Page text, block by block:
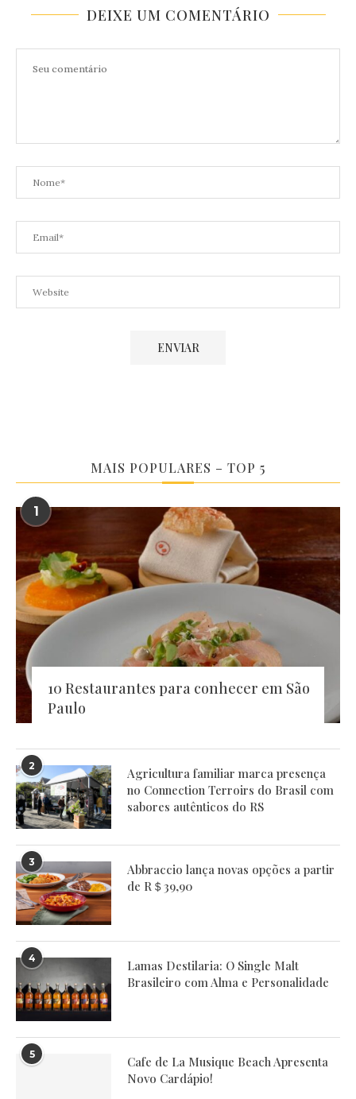
DEIXE UM COMENTÁRIO
MAIS POPULARES – TOP 5
1
10 Restaurantes para conhecer em São
Paulo
2
Agricultura familiar marca presença
no Connection Terroirs do Brasil com
sabores autênticos do RS
3
Abbraccio lança novas opções a partir
de R＄39,90
4
Lamas Destilaria: O Single Malt
Brasileiro com Alma e Personalidade
5
Cafe de La Musique Beach Apresenta
Novo Cardápio!